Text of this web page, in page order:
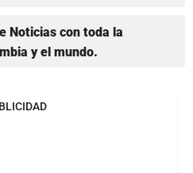
Noticias con toda la
y el mundo.